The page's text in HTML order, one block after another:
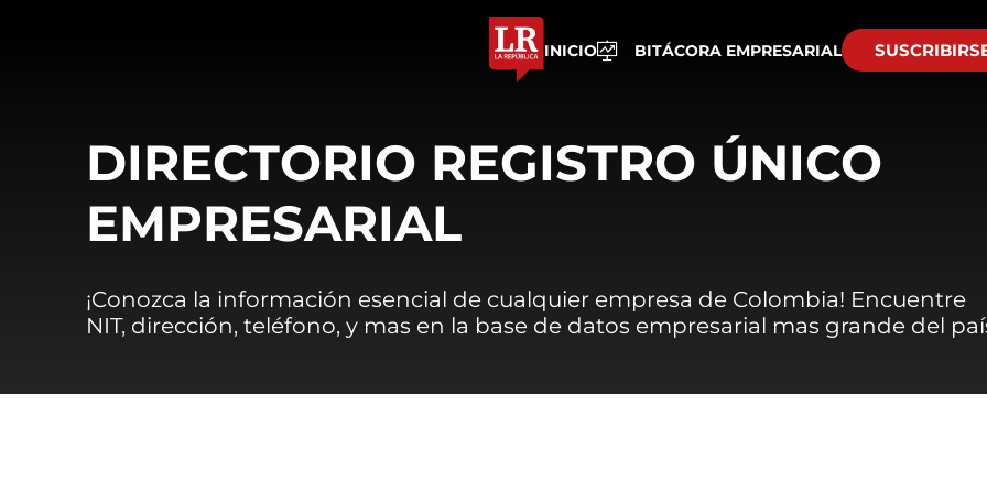
INICIO BITÁCORA EMPRESARIAL
DIRECTORIO REGISTRO ÚNICO
EMPRESARIAL
¡Conozca la información esencial de cualquier empresa de Colombia! Encuentre
NIT, dirección, teléfono, y mas en la base de datos empresarial mas grande del